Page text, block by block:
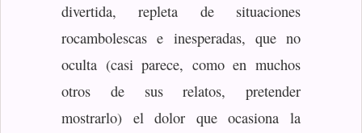
divertida, repleta de situaciones
rocambolescas e inesperadas, que no
oculta (casi parece, como en muchos
otros de sus relatos, pretender
mostrarlo) el dolor que ocasiona la